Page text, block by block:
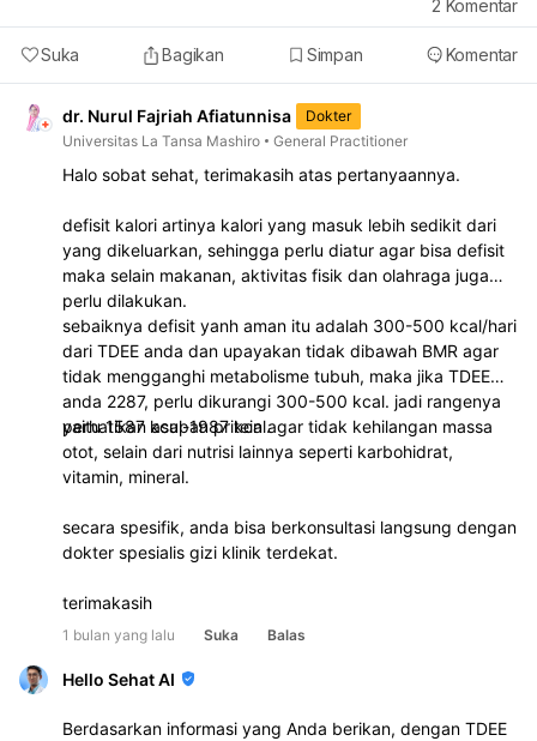
Suka Bagikan Simpan Komentar
2 Komentar
dr. Nurul Fajriah Afiatunnisa
Dokter
Universitas La Tansa Mashiro
General Practitioner
Halo sobat sehat, terimakasih atas pertanyaannya.
defisit kalori artinya kalori yang masuk lebih sedikit dari
yang dikeluarkan, sehingga perlu diatur agar bisa defisit
maka selain makanan, aktivitas fisik dan olahraga juga
perlu dilakukan.
sebaiknya defisit yanh aman itu adalah 300-500 kcal/hari
dari TDEE anda dan upayakan tidak dibawah BMR agar
tidak mengganghi metabolisme tubuh, maka jika TDEE
anda 2287, perlu dikurangi 300-500 kcal. jadi rangenya
yaitu 1587 kcal-1987 kcal.
perhatikan asupan pritein agar tidak kehilangan massa
otot, selain dari nutrisi lainnya seperti karbohidrat,
vitamin, mineral.
secara spesifik, anda bisa berkonsultasi langsung dengan
dokter spesialis gizi klinik terdekat.
terimakasih
1 bulan yang lalu Suka Balas
Hello Sehat AI
Berdasarkan informasi yang Anda berikan, dengan TDEE